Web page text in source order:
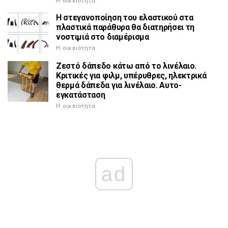
Η στεγανοποίηση του ελαστικού στα
πλαστικά παράθυρα θα διατηρήσει τη
νοστιμιά στο διαμέρισμα
Η οικειότητα
Ζεστό δάπεδο κάτω από το λινέλαιο.
Κριτικές για φιλμ, υπέρυθρες, ηλεκτρικά
θερμά δάπεδα για λινέλαιο. Αυτο-
εγκατάσταση
Η οικειότητα
ad